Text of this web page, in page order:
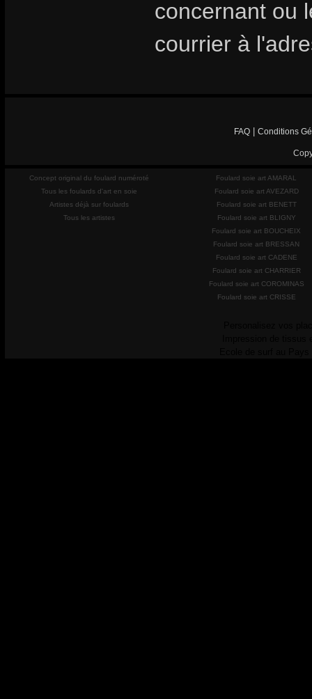
concernant ou
courrier à
FAQ Conditions
Concept original du foulard numéroté
Tous les foulards d'art en soie
Artistes déjà sur foulards
Tous les artistes
Foulard soie art AMARAL
Foulard soie art AVEZARD
Foulard soie art BENETT
Foulard soie art BLIGNY
Foulard soie art BOUCHEIX
Foulard soie art BRESSAN
Foulard soie art CADENE
Foulard soie art CHARRIER
Foulard soie art COROMINAS
Foulard soie art CRISSE